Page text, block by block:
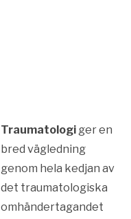
Traumatologiger en
bred vägledning
genom hela kedjan av
det traumatologiska
omhändertagandet